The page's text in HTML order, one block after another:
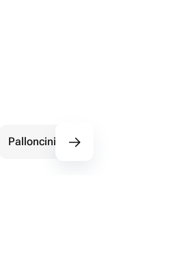
Palloncini con numeri